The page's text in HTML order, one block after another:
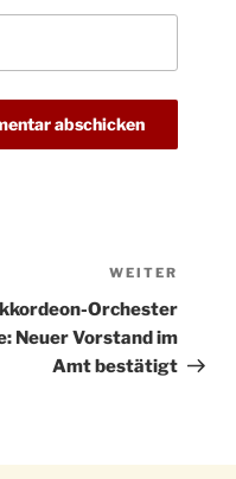
Beitrag
WEITER
Orchester
Neuer Vorstand im
Amt bestätigt